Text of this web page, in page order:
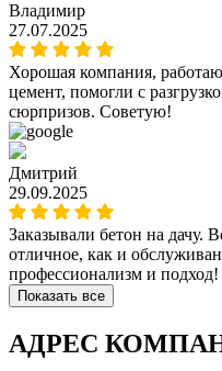
Владимир
27.07.2025
Хорошая компания,
цемент, помогли с
сюрпризов. Советую!
Дмитрий
29.09.2025
Заказывали бетон на дачу.
отличное, как и
профессионализм и подход!
Показать все
АДРЕС